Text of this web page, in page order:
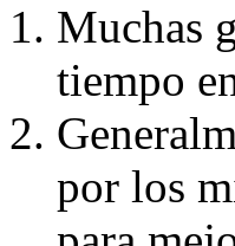
Muchas
tiempo
por los